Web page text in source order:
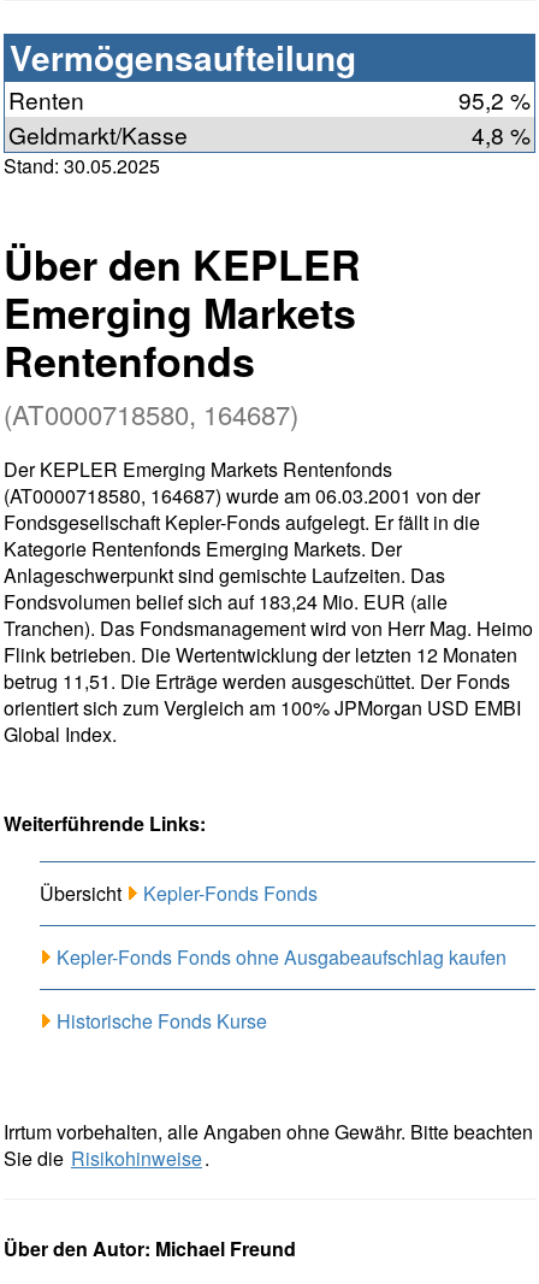
Vermögensaufteilung
Renten
95,2 %
Geldmarkt/Kasse
4,8 %
Stand: 30.05.2025
Über den KEPLER
Emerging Markets
Rentenfonds
(AT0000718580, 164687)
Der KEPLER Emerging Markets Rentenfonds
(AT0000718580, 164687) wurde am 06.03.2001 von der
Fondsgesellschaft Kepler-Fonds aufgelegt. Er fällt in die
Kategorie Rentenfonds Emerging Markets. Der
Anlageschwerpunkt sind gemischte Laufzeiten. Das
Fondsvolumen belief sich auf 183,24 Mio. EUR (alle
Tranchen). Das Fondsmanagement wird von Herr Mag. Heimo
Flink betrieben. Die Wertentwicklung der letzten 12 Monaten
betrug 11,51. Die Erträge werden ausgeschüttet. Der Fonds
orientiert sich zum Vergleich am 100% JPMorgan USD EMBI
Global Index.
Weiterführende Links:
Übersicht Kepler-Fonds Fonds
Kepler-Fonds Fonds ohne Ausgabeaufschlag kaufen
Historische Fonds Kurse
Irrtum vorbehalten, alle Angaben ohne Gewähr. Bitte beachten
Sie die Risikohinweise.
Über den Autor: Michael Freund